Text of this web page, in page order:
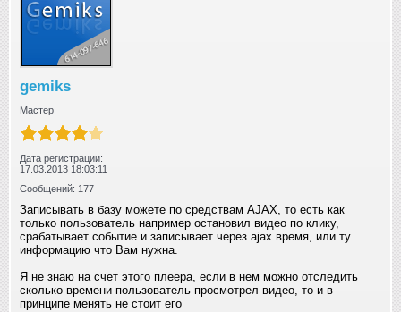
gemiks
Мастер
Дата регистрации:
17.03.2013 18:03:11
Сообщений: 177
Записывать в базу можете по средствам AJAX, то есть как
только пользователь например остановил видео по клику,
срабатывает событие и записывает через ajax время, или ту
информацию что Вам нужна.
Я не знаю на счет этого плеера, если в нем можно отследить
сколько времени пользователь просмотрел видео, то и в
принципе менять не стоит его